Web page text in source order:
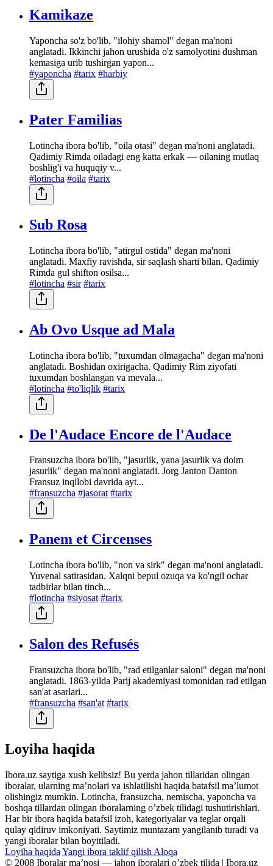
Kamikaze
Yaponcha so'z bo'lib, "ilohiy shamol" degan ma'noni
anglatadi. Ikkinchi jahon urushida o'z samolyotini dushman
kemasiga urib tushirgan yapon...
#yaponcha #tarix #harbiy
Pater Familias
Lotincha ibora bo'lib, "oila otasi" degan ma'noni anglatadi.
Qadimiy Rimda oiladagi eng katta erkak — oilaning mutlaq
boshlig'i va huquqiy v...
#lotincha #oila #tarix
Sub Rosa
Lotincha ibora bo'lib, "atirgul ostida" degan ma'noni
anglatadi. Maxfiy ravishda, sir saqlash sharti bilan. Qadimiy
Rimda gul shifton osilsa...
#lotincha #sir #tarix
Ab Ovo Usque ad Mala
Lotincha ibora bo'lib, "tuxumdan olmagacha" degan ma'noni
anglatadi. Boshidan oxirigacha. Qadimiy Rim ziyofati
tuxumdan boshlangan va mevala...
#lotincha #to'liqlik #tarix
De l'Audace Encore de l'Audace
Fransuzcha ibora bo'lib, "jasurlik, yana jasurlik va doim
jasurlik" degan ma'noni anglatadi. Jorg Janton Danton
Fransuz inqilobi davrida ayt...
#fransuzcha #jasorat #tarix
Panem et Circenses
Lotincha ibora bo'lib, "non va sirk" degan ma'noni anglatadi.
Yuvenal satirasidan. Xalqni bepul ozuqa va ko'ngil ochar
tadbirlar bilan tinch...
#lotincha #siyosat #tarix
Salon des Refusés
Fransuzcha ibora bo'lib, "rad etilganlar saloni" degan ma'noni
anglatadi. 1863-yilda Parij akademiyasi tomonidan rad etilgan
san'at asarlari...
#fransuzcha #san'at #tarix
Loyiha haqida
Ibora.uz saytiga xush kelibsiz! Bu yerda jahon tillaridan olingan
iboralar, ularning maʼnolari va ishlatilishi haqida batafsil maʼlumot
olishingiz mumkin. Lotincha, fransuzcha, nemischa, yaponcha va
boshqa tillardan olingan iboralarning oʼzbek tilidagi tushutirishlari.
Har bir ibora haqida batafsil izoh, kategoriyalar va teglar orqali
qulay qidiruv imkoniyati. Saytimiz muntazam yangilanib turadi va
yangi iboralar bilan boyitiladi.
Loyiha haqida Yangi ibora taklif qilish Aloqa
© 2008 Iboralar maʼnosi — jahon iboralari oʼzbek tilida | Ibora.uz